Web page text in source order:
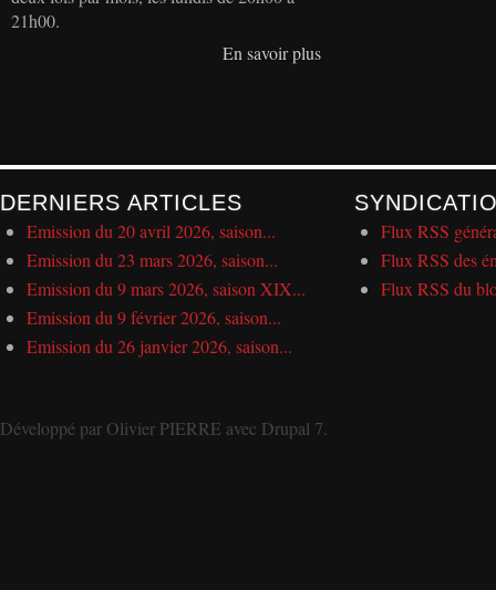
21h00.
En savoir plus
DERNIERS ARTICLES
Emission du 20 avril 2026, saison...
Emission du 23 mars 2026, saison...
Emission du 9 mars 2026, saison XIX...
Emission du 9 février 2026, saison...
Emission du 26 janvier 2026, saison...
Flux RSS
Flux RSS des
Flux RSS du
Développé par Olivier PIERRE avec Drupal 7.